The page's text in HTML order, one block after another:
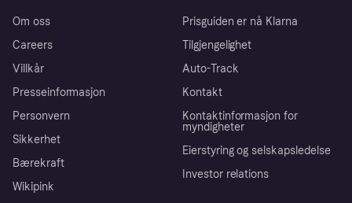
Om oss
Careers
Villkår
Presseinformasjon
Personvern
Sikkerhet
Bærekraft
Wikipink
Prisguiden er nå Klarna
Tilgjengelighet
Auto-Track
Kontakt
Kontaktinformasjon for
myndigheter
Eierstyring og selskapsledelse
Investor relations